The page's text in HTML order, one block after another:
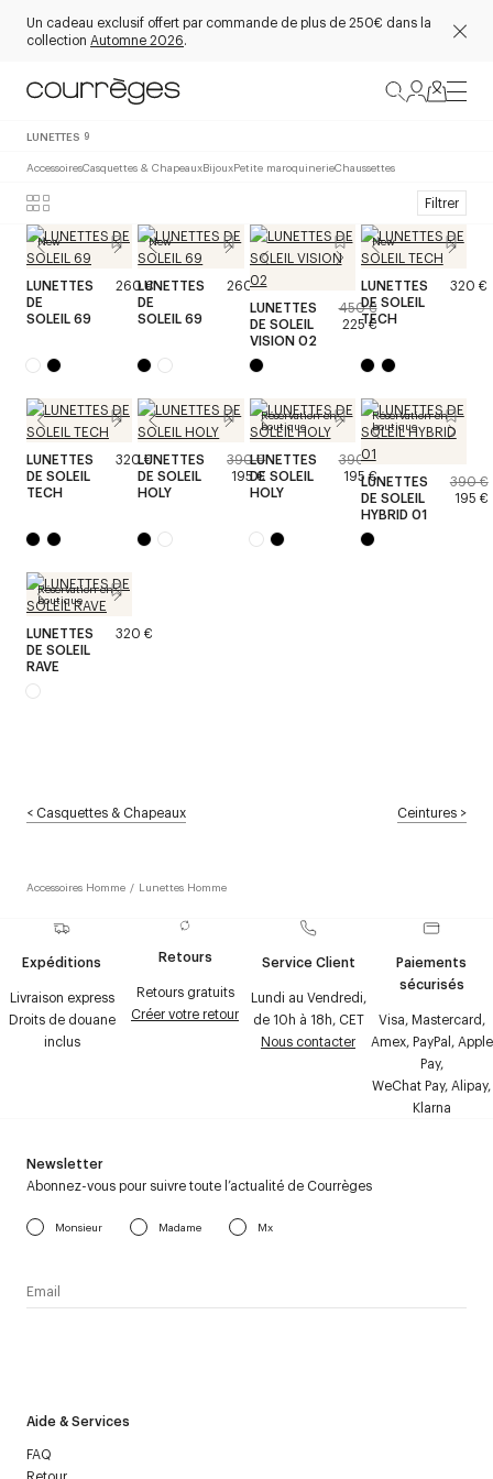
Un cadeau exclusif offert par commande de plus de 250€ dans la
collection Automne 2026.
LUNETTES 9
AccessoiresCasquettes & ChapeauxBijouxPetite maroquinerieChaussettes
Filtrer
New
LUNETTES
DE
SOLEIL 69
260 €
New
LUNETTES
DE
SOLEIL 69
260 €
LUNETTES
DE SOLEIL
VISION 02
450 €
225 €
New
LUNETTES
DE SOLEIL
TECH
320 €
LUNETTES
DE SOLEIL
TECH
320 €LUNETTES
DE SOLEIL
HOLY
390 €
195 €
Réservation en
boutique
LUNETTES
DE SOLEIL
HOLY
390 €
195 €
Réservation en
boutique
LUNETTES
DE SOLEIL
HYBRID 01
390 €
195 €
Réservation en
boutique
LUNETTES
DE SOLEIL
RAVE
320 €
< Casquettes & Chapeaux Ceintures >
Accessoires Homme / Lunettes Homme
Expéditions
Livraison express
Droits de douane
inclus
Retours
Retours gratuits
Créer votre retour
Service Client
Lundi au Vendredi,
de 10h à 18h, CET
Nous contacter
Paiements
sécurisés
Visa, Mastercard,
Amex, PayPal, Apple
Pay,
WeChat Pay, Alipay,
Klarna
Aide & Services
FAQ
Newsletter
Abonnez-vous pour suivre toute l’actualité de Courrèges
Monsieur Madame Mx